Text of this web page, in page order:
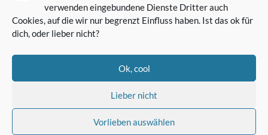
verwenden eingebundene Dienste Dritter auch
Cookies, auf die wir nur begrenzt Einfluss haben. Ist das ok für
dich, oder lieber nicht?
Ok, cool
Lieber nicht
Vorlieben auswählen